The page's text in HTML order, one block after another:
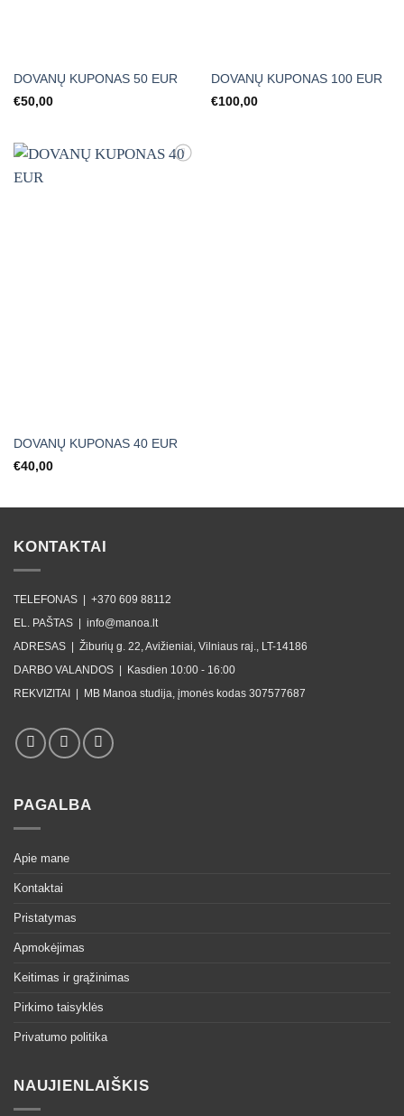
DOVANŲ KUPONAS 50 EUR
€50,00
DOVANŲ KUPONAS 100 EUR
€100,00
DOVANŲ KUPONAS 40 EUR
€40,00
KONTAKTAI
TELEFONAS | +370 609 88112
EL. PAŠTAS | info@manoa.lt
ADRESAS | Žiburių g. 22, Avižieniai, Vilniaus raj., LT-14186
DARBO VALANDOS | Kasdien 10:00 - 16:00
REKVIZITAI | MB Manoa studija, įmonės kodas 307577687
PAGALBA
Apie mane
Kontaktai
Pristatymas
Apmokėjimas
Keitimas ir grąžinimas
Pirkimo taisyklės
Privatumo politika
NAUJIENLAIŠKIS